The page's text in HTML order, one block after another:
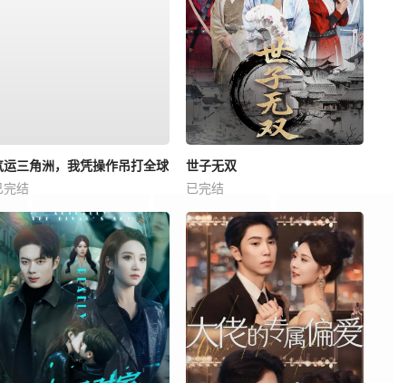
运三角洲，我凭操作吊打全球
完结
世子无双
已完结